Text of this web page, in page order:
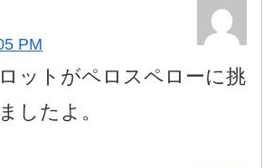
PM
ットがペロスペローに挑
したよ。